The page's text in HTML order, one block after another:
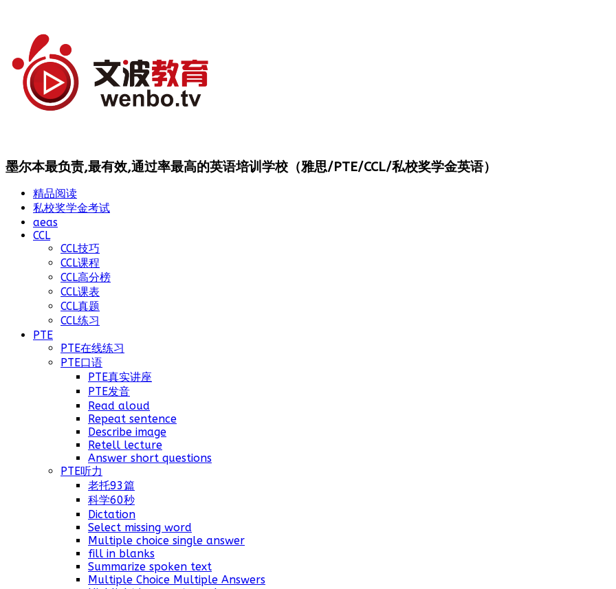
墨尔本最负责,最有效,通过率最高的英语培训学校（雅思/PTE/CCL/私校奖学金英语）
精品阅读
私校奖学金考试
aeas
CCL
CCL技巧
CCL课程
CCL高分榜
CCL课表
CCL真题
CCL练习
PTE
PTE在线练习
PTE口语
PTE真实讲座
PTE发音
Read aloud
Repeat sentence
Describe image
Retell lecture
Answer short questions
PTE听力
老托93篇
科学60秒
Dictation
Select missing word
Multiple choice single answer
fill in blanks
Summarize spoken text
Multiple Choice Multiple Answers